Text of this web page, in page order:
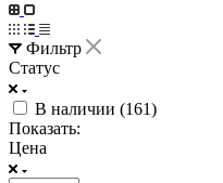
Фильтр
Статус
В наличии (161)
Показать:
Цена